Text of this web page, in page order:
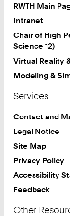
RWTH Main
Intranet
Chair of High
Science 12)
Virtual Reality
Modeling &
Services
Contact and
Legal Notice
Site Map
Privacy Policy
Accessibility
Feedback
Other